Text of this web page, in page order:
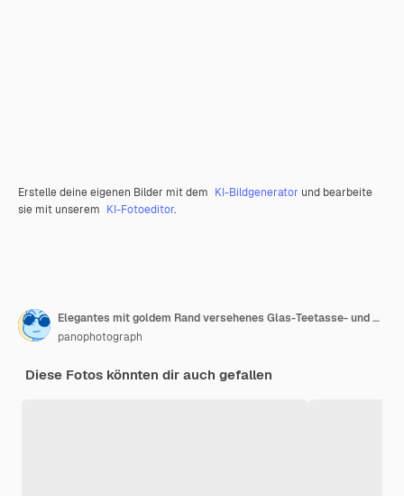
Erstelle deine eigenen Bilder mit dem KI-Bildgenerator und bearbeite
sie mit unserem KI-Fotoeditor.
Elegantes mit goldem Rand versehenes Glas-Teetasse- und Untertasse-Set mit einem zarten Kamillentee mit einem
panophotograph
Diese Fotos könnten dir auch gefallen